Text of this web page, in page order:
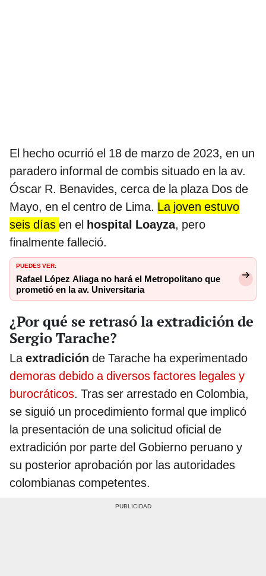
El hecho ocurrió el 18 de marzo de 2023, en un
paradero informal de combis situado en la av.
Óscar R. Benavides, cerca de la plaza Dos de
Mayo, en el centro de Lima. La joven estuvo
seis días en el hospital Loayza, pero
finalmente falleció.
PUEDES VER:
Rafael López Aliaga no hará el Metropolitano que
prometió en la av. Universitaria
¿Por qué se retrasó la extradición de
Sergio Tarache?
Laextradición de Tarache ha experimentado
demoras debido a diversos factores legales y
burocráticos. Tras ser arrestado en Colombia,
se siguió un procedimiento formal que implicó
la presentación de una solicitud oficial de
extradición por parte del Gobierno peruano y
su posterior aprobación por las autoridades
colombianas competentes.